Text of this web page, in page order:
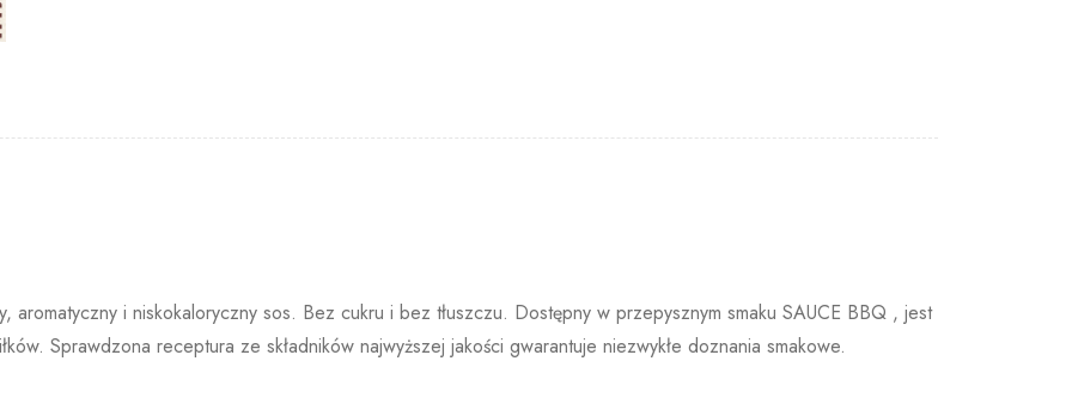
aromatyczny i niskokaloryczny sos. Bez cukru i bez tłuszczu. Dostępny w przepysznym smaku SAUCE BBQ , jest
Sprawdzona receptura ze składników najwyższej jakości gwarantuje niezwykłe doznania smakowe.